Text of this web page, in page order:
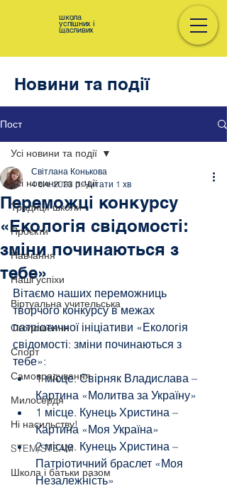
школа
успішних і
щасливих
Новини та події
Пост
Усі новини та події
Традиції школи
Проєкти
Навчання
Наші успіхи
Віртуальна учительська
Оголошення
Спорт
Самоврядування
Милосердя
Ні насильству!
STEM/STEAM
Школа і батьки разом
Усі новини та події
Переможці конкурсу
«Екологія свідомості:
зміни починаються з
тебе»
Світлана Конькова
4 січ. 2023 р. Читати 1 хв
Вітаємо наших переможниць
творчого конкурсу в межах
патріотичної ініціативи «Екологія
свідомості: зміни починаються з
тебе»:
1 місце. Свірняк Владислава –
Картина «Молитва за Україну»
1 місце. Кунець Христина –
Картина «Моя Україна»
2 місце. Кунець Христина –
Патріотичний браслет «Моя
Незалежність»